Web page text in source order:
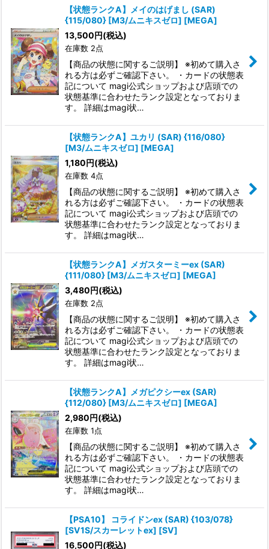
【状態ランクA】メイのはげまし (SAR)
{115/080} [M3/ムニキスゼロ] [MEGA]
13,500円(税込)
在庫数 2点
【商品の状態に関するご説明】 ※初めて購入さ
れる方は必ずご確認下さい。 ・カードの状態表
記について magi公式ショップおよび店頭での
状態基準に合わせたランク設定となっておりま
す。 詳細はmagi状…
【状態ランクA】ユカリ (SAR) {116/080}
[M3/ムニキスゼロ] [MEGA]
1,180円(税込)
在庫数 4点
【商品の状態に関するご説明】 ※初めて購入さ
れる方は必ずご確認下さい。 ・カードの状態表
記について magi公式ショップおよび店頭での
状態基準に合わせたランク設定となっておりま
す。 詳細はmagi状…
【状態ランクA】メガスターミーex (SAR)
{111/080} [M3/ムニキスゼロ] [MEGA]
3,480円(税込)
在庫数 2点
【商品の状態に関するご説明】 ※初めて購入さ
れる方は必ずご確認下さい。 ・カードの状態表
記について magi公式ショップおよび店頭での
状態基準に合わせたランク設定となっておりま
す。 詳細はmagi状…
【状態ランクA】メガピクシーex (SAR)
{112/080} [M3/ムニキスゼロ] [MEGA]
2,980円(税込)
在庫数 1点
【商品の状態に関するご説明】 ※初めて購入さ
れる方は必ずご確認下さい。 ・カードの状態表
記について magi公式ショップおよび店頭での
状態基準に合わせたランク設定となっておりま
す。 詳細はmagi状…
【PSA10】 コライドンex (SAR) {103/078}
[SV1S/スカーレットex] [SV]
16,500円(税込)